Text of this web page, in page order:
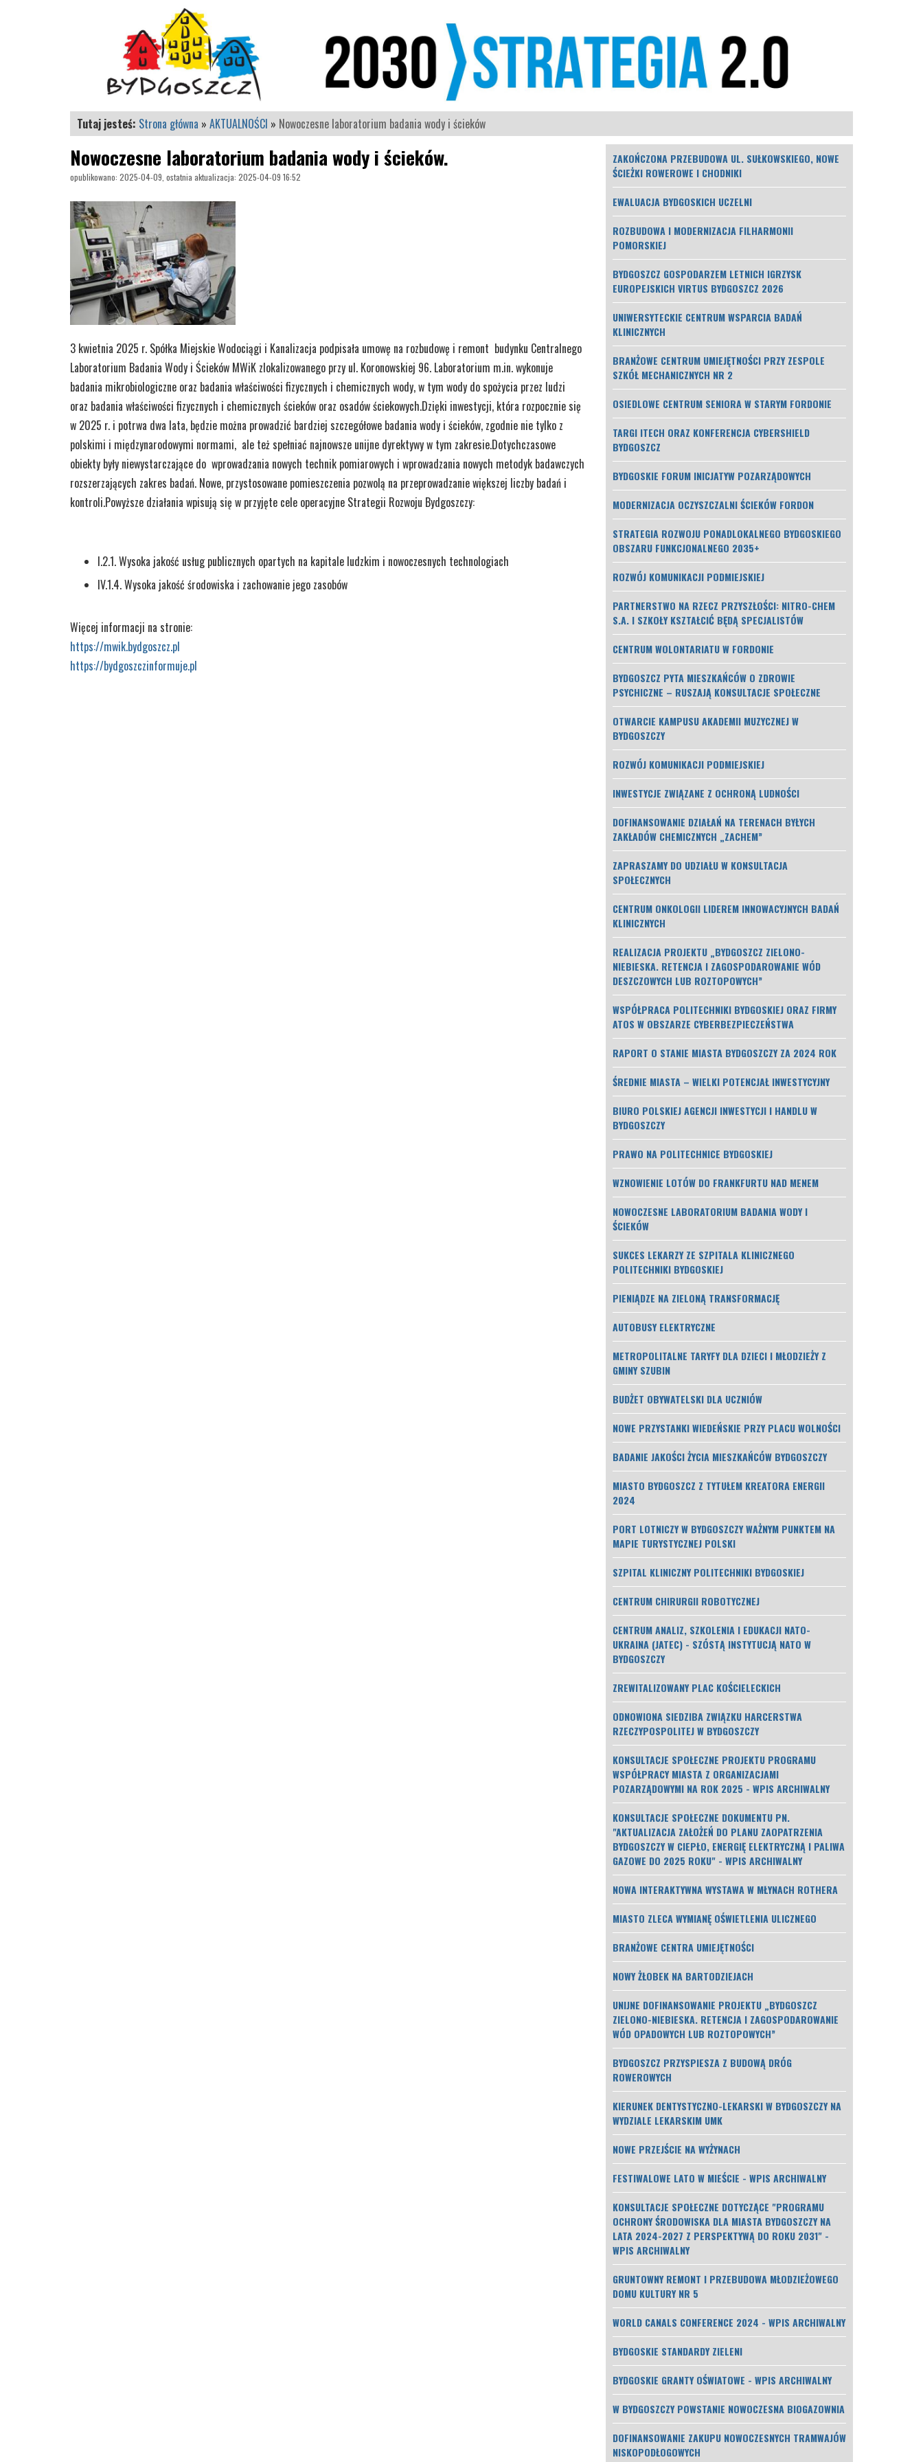
Tutaj jesteś: Strona główna » AKTUALNOŚCI » Nowoczesne laboratorium badania wody i ścieków
Nowoczesne laboratorium badania wody i ścieków.
opublikowano: 2025-04-09, ostatnia aktualizacja: 2025-04-09 16:52
3 kwietnia 2025 r. Spółka Miejskie Wodociągi i Kanalizacja podpisała umowę na rozbudowę i remont budynku Centralnego
Laboratorium Badania Wody i Ścieków MWiK zlokalizowanego przy ul. Koronowskiej 96. Laboratorium m.in. wykonuje
badania mikrobiologiczne oraz badania właściwości fizycznych i chemicznych wody, w tym wody do spożycia przez ludzi
oraz badania właściwości fizycznych i chemicznych ścieków oraz osadów ściekowych.Dzięki inwestycji, która rozpocznie się
w 2025 r. i potrwa dwa lata, będzie można prowadzić bardziej szczegółowe badania wody i ścieków, zgodnie nie tylko z
polskimi i międzynarodowymi normami, ale też spełniać najnowsze unijne dyrektywy w tym zakresie.Dotychczasowe
obiekty były niewystarczające do wprowadzania nowych technik pomiarowych i wprowadzania nowych metodyk badawczych
rozszerzających zakres badań. Nowe, przystosowane pomieszczenia pozwolą na przeprowadzanie większej liczby badań i
kontroli.Powyższe działania wpisują się w przyjęte cele operacyjne Strategii Rozwoju Bydgoszczy:
I.2.1. Wysoka jakość usług publicznych opartych na kapitale ludzkim i nowoczesnych technologiach
IV.1.4. Wysoka jakość środowiska i zachowanie jego zasobów
Więcej informacji na stronie:
https://mwik.bydgoszcz.pl
https://bydgoszczinformuje.pl
ZAKOŃCZONA PRZEBUDOWA UL. SUŁKOWSKIEGO, NOWE
ŚCIEŻKI ROWEROWE I CHODNIKI
EWALUACJA BYDGOSKICH UCZELNI
ROZBUDOWA I MODERNIZACJA FILHARMONII
POMORSKIEJ
BYDGOSZCZ GOSPODARZEM LETNICH IGRZYSK
EUROPEJSKICH VIRTUS BYDGOSZCZ 2026
UNIWERSYTECKIE CENTRUM WSPARCIA BADAŃ
KLINICZNYCH
BRANŻOWE CENTRUM UMIEJĘTNOŚCI PRZY ZESPOLE
SZKÓŁ MECHANICZNYCH NR 2
OSIEDLOWE CENTRUM SENIORA W STARYM FORDONIE
TARGI ITECH ORAZ KONFERENCJA CYBERSHIELD
BYDGOSZCZ
BYDGOSKIE FORUM INICJATYW POZARZĄDOWYCH
MODERNIZACJA OCZYSZCZALNI ŚCIEKÓW FORDON
STRATEGIA ROZWOJU PONADLOKALNEGO BYDGOSKIEGO
OBSZARU FUNKCJONALNEGO 2035+
ROZWÓJ KOMUNIKACJI PODMIEJSKIEJ
PARTNERSTWO NA RZECZ PRZYSZŁOŚCI: NITRO-CHEM
S.A. I SZKOŁY KSZTAŁCIĆ BĘDĄ SPECJALISTÓW
CENTRUM WOLONTARIATU W FORDONIE
BYDGOSZCZ PYTA MIESZKAŃCÓW O ZDROWIE
PSYCHICZNE – RUSZAJĄ KONSULTACJE SPOŁECZNE
OTWARCIE KAMPUSU AKADEMII MUZYCZNEJ W
BYDGOSZCZY
ROZWÓJ KOMUNIKACJI PODMIEJSKIEJ
INWESTYCJE ZWIĄZANE Z OCHRONĄ LUDNOŚCI
DOFINANSOWANIE DZIAŁAŃ NA TERENACH BYŁYCH
ZAKŁADÓW CHEMICZNYCH „ZACHEM”
ZAPRASZAMY DO UDZIAŁU W KONSULTACJA
SPOŁECZNYCH
CENTRUM ONKOLOGII LIDEREM INNOWACYJNYCH BADAŃ
KLINICZNYCH
REALIZACJA PROJEKTU „BYDGOSZCZ ZIELONO-
NIEBIESKA. RETENCJA I ZAGOSPODAROWANIE WÓD
DESZCZOWYCH LUB ROZTOPOWYCH”
WSPÓŁPRACA POLITECHNIKI BYDGOSKIEJ ORAZ FIRMY
ATOS W OBSZARZE CYBERBEZPIECZEŃSTWA
RAPORT O STANIE MIASTA BYDGOSZCZY ZA 2024 ROK
ŚREDNIE MIASTA – WIELKI POTENCJAŁ INWESTYCYJNY
BIURO POLSKIEJ AGENCJI INWESTYCJI I HANDLU W
BYDGOSZCZY
PRAWO NA POLITECHNICE BYDGOSKIEJ
WZNOWIENIE LOTÓW DO FRANKFURTU NAD MENEM
NOWOCZESNE LABORATORIUM BADANIA WODY I
ŚCIEKÓW
SUKCES LEKARZY ZE SZPITALA KLINICZNEGO
POLITECHNIKI BYDGOSKIEJ
PIENIĄDZE NA ZIELONĄ TRANSFORMACJĘ
AUTOBUSY ELEKTRYCZNE
METROPOLITALNE TARYFY DLA DZIECI I MŁODZIEŻY Z
GMINY SZUBIN
BUDŻET OBYWATELSKI DLA UCZNIÓW
NOWE PRZYSTANKI WIEDEŃSKIE PRZY PLACU WOLNOŚCI
BADANIE JAKOŚCI ŻYCIA MIESZKAŃCÓW BYDGOSZCZY
MIASTO BYDGOSZCZ Z TYTUŁEM KREATORA ENERGII
2024
PORT LOTNICZY W BYDGOSZCZY WAŻNYM PUNKTEM NA
MAPIE TURYSTYCZNEJ POLSKI
SZPITAL KLINICZNY POLITECHNIKI BYDGOSKIEJ
CENTRUM CHIRURGII ROBOTYCZNEJ
CENTRUM ANALIZ, SZKOLENIA I EDUKACJI NATO-
UKRAINA (JATEC) - SZÓSTĄ INSTYTUCJĄ NATO W
BYDGOSZCZY
ZREWITALIZOWANY PLAC KOŚCIELECKICH
ODNOWIONA SIEDZIBA ZWIĄZKU HARCERSTWA
RZECZYPOSPOLITEJ W BYDGOSZCZY
KONSULTACJE SPOŁECZNE PROJEKTU PROGRAMU
WSPÓŁPRACY MIASTA Z ORGANIZACJAMI
POZARZĄDOWYMI NA ROK 2025 - WPIS ARCHIWALNY
KONSULTACJE SPOŁECZNE DOKUMENTU PN.
"AKTUALIZACJA ZAŁOŻEŃ DO PLANU ZAOPATRZENIA
BYDGOSZCZY W CIEPŁO, ENERGIĘ ELEKTRYCZNĄ I PALIWA
GAZOWE DO 2025 ROKU" - WPIS ARCHIWALNY
NOWA INTERAKTYWNA WYSTAWA W MŁYNACH ROTHERA
MIASTO ZLECA WYMIANĘ OŚWIETLENIA ULICZNEGO
BRANŻOWE CENTRA UMIEJĘTNOŚCI
NOWY ŻŁOBEK NA BARTODZIEJACH
UNIJNE DOFINANSOWANIE PROJEKTU „BYDGOSZCZ
ZIELONO-NIEBIESKA. RETENCJA I ZAGOSPODAROWANIE
WÓD OPADOWYCH LUB ROZTOPOWYCH”
BYDGOSZCZ PRZYSPIESZA Z BUDOWĄ DRÓG
ROWEROWYCH
KIERUNEK DENTYSTYCZNO-LEKARSKI W BYDGOSZCZY NA
WYDZIALE LEKARSKIM UMK
NOWE PRZEJŚCIE NA WYŻYNACH
FESTIWALOWE LATO W MIEŚCIE - WPIS ARCHIWALNY
KONSULTACJE SPOŁECZNE DOTYCZĄCE "PROGRAMU
OCHRONY ŚRODOWISKA DLA MIASTA BYDGOSZCZY NA
LATA 2024-2027 Z PERSPEKTYWĄ DO ROKU 2031" -
WPIS ARCHIWALNY
GRUNTOWNY REMONT I PRZEBUDOWA MŁODZIEŻOWEGO
DOMU KULTURY NR 5
WORLD CANALS CONFERENCE 2024 - WPIS ARCHIWALNY
BYDGOSKIE STANDARDY ZIELENI
BYDGOSKIE GRANTY OŚWIATOWE - WPIS ARCHIWALNY
W BYDGOSZCZY POWSTANIE NOWOCZESNA BIOGAZOWNIA
DOFINANSOWANIE ZAKUPU NOWOCZESNYCH TRAMWAJÓW
NISKOPODŁOGOWYCH